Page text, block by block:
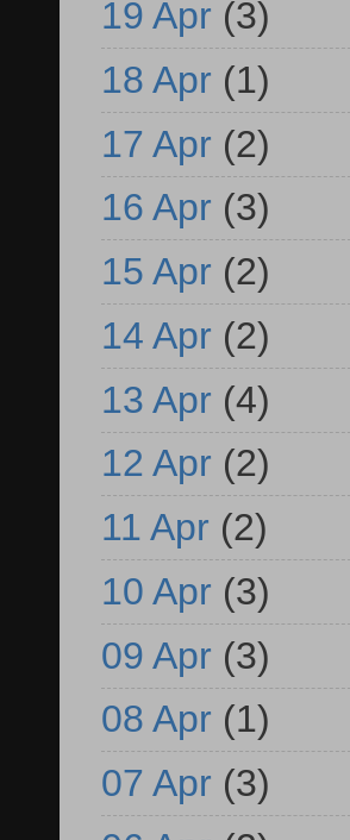
19 Apr (3)
18 Apr (1)
17 Apr (2)
16 Apr (3)
15 Apr (2)
14 Apr (2)
13 Apr (4)
12 Apr (2)
11 Apr (2)
10 Apr (3)
09 Apr (3)
08 Apr (1)
07 Apr (3)